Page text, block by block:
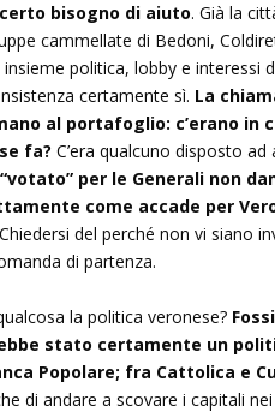
bisogno di aiuto. Già la
cammellate di Bedoni,
politica, lobby e interessi
certamente sì. La
al portafoglio: c’erano in
fa? C’era qualcuno disposto ad
per le Generali non
come accade per
Chiedersi del perché non vi siano
di partenza.
la politica veronese?
stato certamente un
Popolare; fra Cattolica e
di andare a scovare i capitali